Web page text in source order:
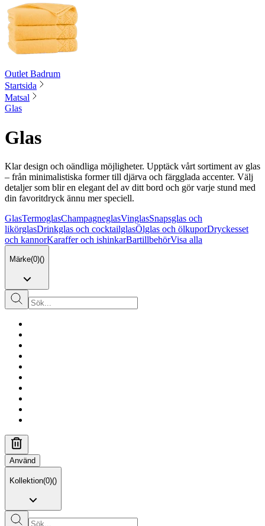
Outlet Badrum
Startsida
Matsal
Glas
Glas
Klar design och oändliga möjligheter. Upptäck vårt sortiment av glas
– från minimalistiska former till djärva och färgglada accenter. Välj
detaljer som blir en elegant del av ditt bord och gör varje stund med
din favoritdryck ännu mer speciell.
GlasTermoglasChampagneglasVinglasSnapsglas och
likörglasDrinkglas och cocktailglasÖlglas och ölkuporDryckesset
och kannorKaraffer och ishinkarBartillbehörVisa alla
Märke(0)()
Använd
Kollektion(0)()